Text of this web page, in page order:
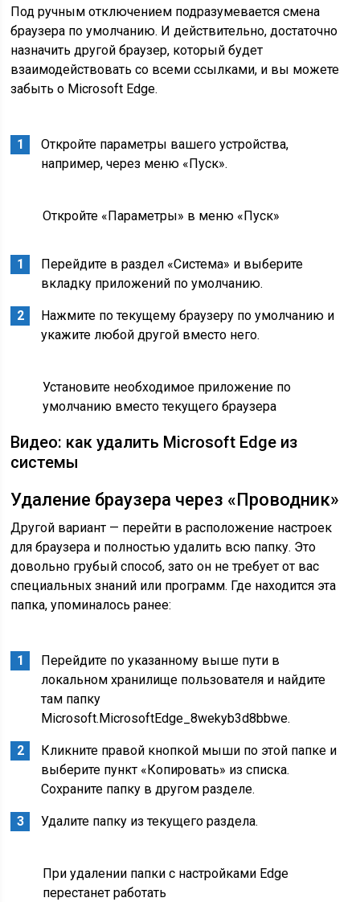
Под ручным отключением подразумевается смена
браузера по умолчанию. И действительно, достаточно
назначить другой браузер, который будет
взаимодействовать со всеми ссылками, и вы можете
забыть о Microsoft Edge.
Откройте параметры вашего устройства,
например, через меню «Пуск».
Откройте «Параметры» в меню «Пуск»
Перейдите в раздел «Система» и выберите
вкладку приложений по умолчанию.
Нажмите по текущему браузеру по умолчанию и
укажите любой другой вместо него.
Установите необходимое приложение по
умолчанию вместо текущего браузера
Видео: как удалить Microsoft Edge из
системы
Удаление браузера через «Проводник»
Другой вариант — перейти в расположение настроек
для браузера и полностью удалить всю папку. Это
довольно грубый способ, зато он не требует от вас
специальных знаний или программ. Где находится эта
папка, упоминалось ранее:
Перейдите по указанному выше пути в
локальном хранилище пользователя и найдите
там папку
Microsoft.MicrosoftEdge_8wekyb3d8bbwe.
Кликните правой кнопкой мыши по этой папке и
выберите пункт «Копировать» из списка.
Сохраните папку в другом разделе.
Удалите папку из текущего раздела.
При удалении папки с настройками Edge
перестанет работать